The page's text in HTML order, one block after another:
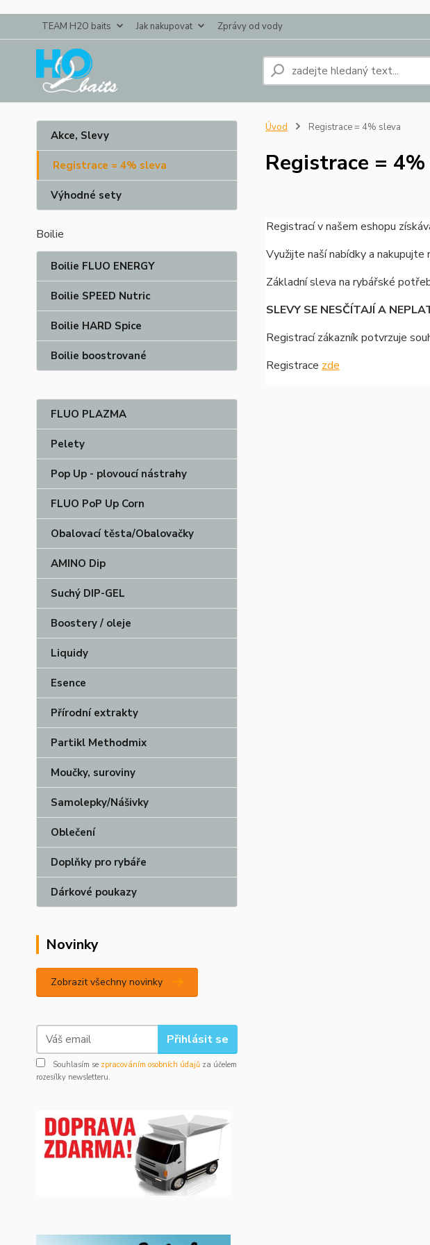
TEAM H2O baits Jak nakupovat Zprávy od vody
Akce, Slevy
Registrace = 4% sleva
Výhodné sety
Boilie
Boilie FLUO ENERGY
Boilie SPEED Nutric
Boilie HARD Spice
Boilie boostrované
FLUO PLAZMA
Pelety
Pop Up - plovoucí nástrahy
FLUO PoP Up Corn
Obalovací těsta/Obalovačky
AMINO Dip
Suchý DIP-GEL
Boostery / oleje
Liquidy
Esence
Přírodní extrakty
Partikl Methodmix
Moučky, suroviny
Samolepky/Nášivky
Oblečení
Doplňky pro rybáře
Dárkové poukazy
Novinky
Zobrazit všechny novinky
Přihlásit se
Souhlasím se zpracováním osobních údajů za účelem
rozesílky newsletteru.
Úvod Registrace = 4% sleva
Registrace =
Registrací v našem eshopu
Využijte naší nabídky a
Základní sleva na rybářské
SLEVY SE NESČÍTAJÍ A
Registrací zákazník potvrzuje
Registrace zde